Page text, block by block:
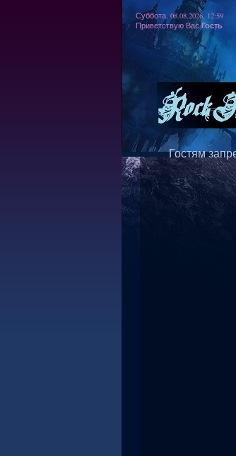
Суббота, 08.08.2026, 12:59
Приветствую Вас Гость
Гостям